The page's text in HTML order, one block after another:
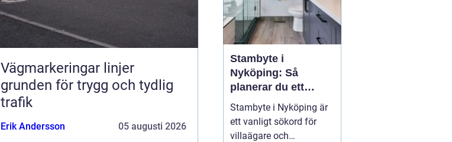
Vägmarkeringar linjer
grunden för trygg och tydlig
trafik
Erik Andersson 05 augusti 2026
Stambyte i
Nyköping: Så
planerar du ett
tryggt och hållbart
projekt
Stambyte i Nyköping är
ett vanligt sökord för
villaägare och